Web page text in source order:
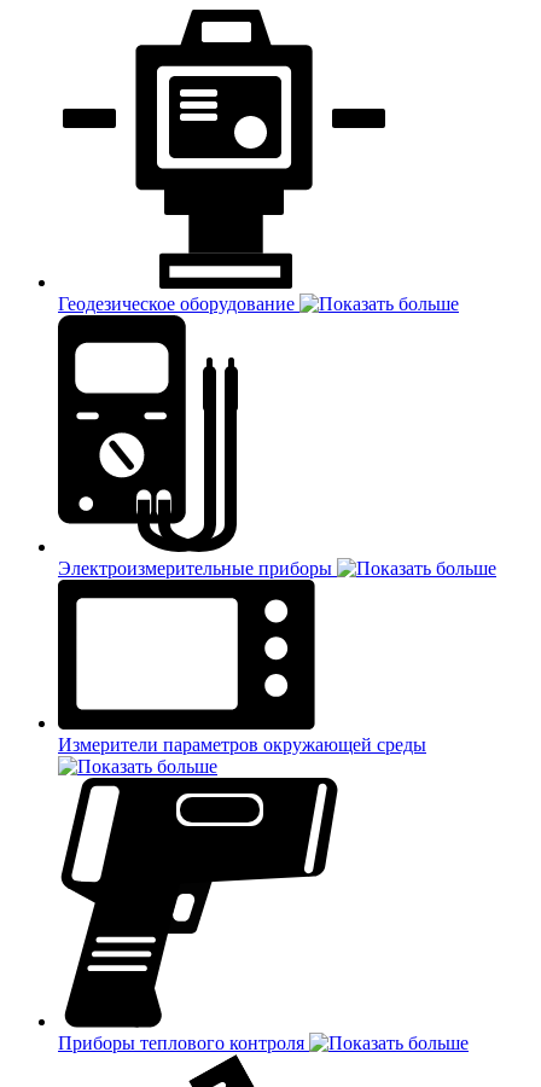
Геодезическое оборудование
Электроизмерительные приборы
Измерители параметров окружающей среды
Приборы теплового контроля